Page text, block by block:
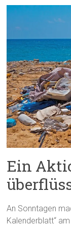
Ein
An Sonntagen
Kalenderblatt“